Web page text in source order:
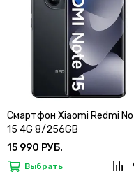
Смартфон Xiaomi Redmi
15 4G 8/256GB
15 990 РУБ.
Выбрать